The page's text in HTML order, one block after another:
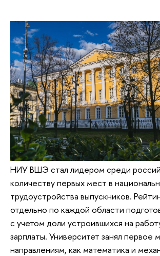
НИУ ВШЭ стал лидером среди
количеству первых мест в
трудоустройства выпускников.
отдельно по каждой области
с учетом доли устроившихся на
зарплаты. Университет занял первое
направлениям, как математика и